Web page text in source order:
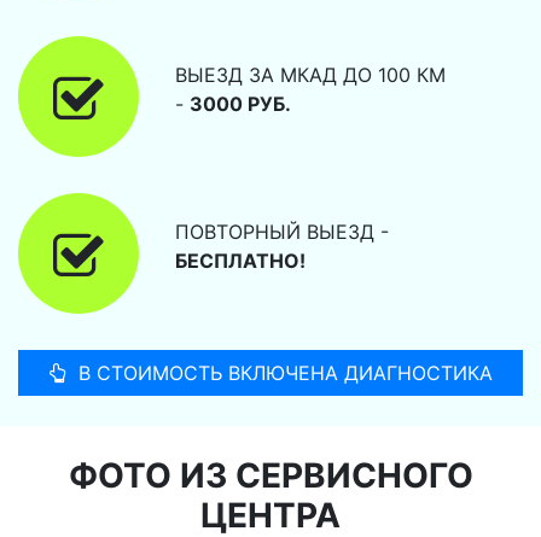
ВЫЕЗД ЗА МКАД ДО 100 КМ
- 3000 РУБ.
ПОВТОРНЫЙ ВЫЕЗД -
БЕСПЛАТНО!
В СТОИМОСТЬ ВКЛЮЧЕНА ДИАГНОСТИКА
ФОТО ИЗ СЕРВИСНОГО
ЦЕНТРА